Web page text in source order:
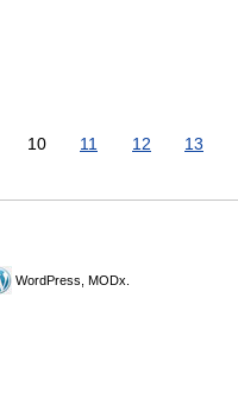
10 11 12 13
WordPress, MODx.